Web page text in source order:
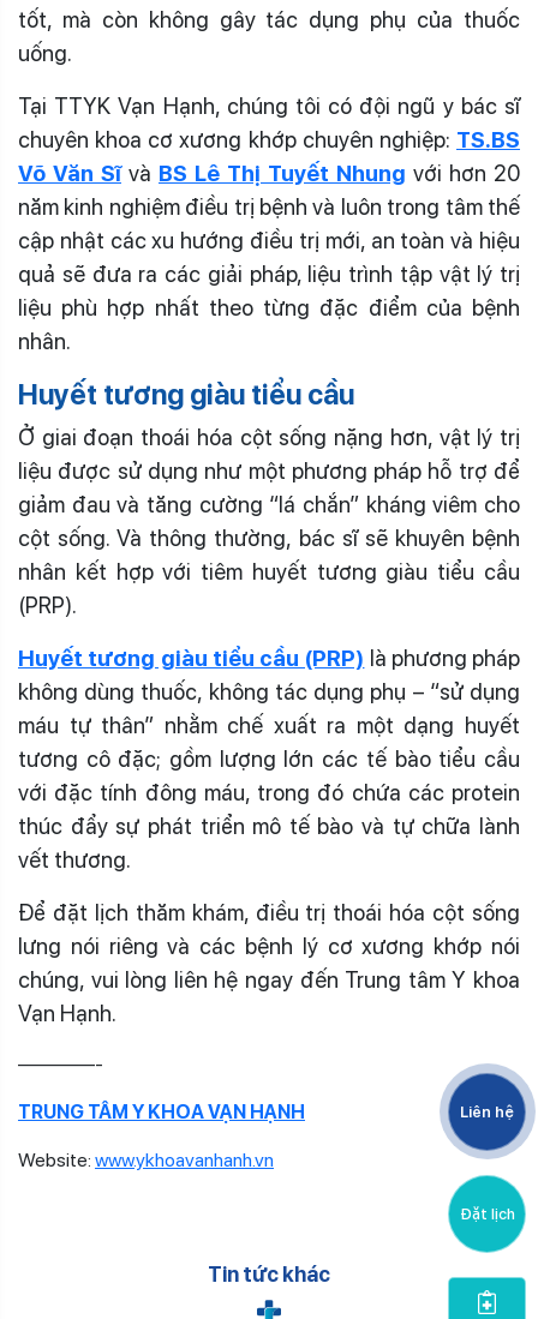
tốt, mà còn không gây tác dụng phụ của thuốc
uống.
Tại TTYK Vạn Hạnh, chúng tôi có đội ngũ y bác sĩ
chuyên khoa cơ xương khớp chuyên nghiệp: TS.BS
Võ Văn Sĩvà BS Lê Thị Tuyết Nhung với hơn 20
năm kinh nghiệm điều trị bệnh và luôn trong tâm thế
cập nhật các xu hướng điều trị mới, an toàn và hiệu
quả sẽ đưa ra các giải pháp, liệu trình tập vật lý trị
liệu phù hợp nhất theo từng đặc điểm của bệnh
nhân.
Huyết tương giàu tiểu cầu
Ở giai đoạn thoái hóa cột sống nặng hơn, vật lý trị
liệu được sử dụng như một phương pháp hỗ trợ để
giảm đau và tăng cường “lá chắn” kháng viêm cho
cột sống. Và thông thường, bác sĩ sẽ khuyên bệnh
nhân kết hợp với tiêm huyết tương giàu tiểu cầu
(PRP).
Huyết tương giàu tiểu cầu (PRP) là phương pháp
không dùng thuốc, không tác dụng phụ – “sử dụng
máu tự thân” nhằm chế xuất ra một dạng huyết
tương cô đặc; gồm lượng lớn các tế bào tiểu cầu
với đặc tính đông máu, trong đó chứa các protein
thúc đẩy sự phát triển mô tế bào và tự chữa lành
vết thương.
Để đặt lịch thăm khám, điều trị thoái hóa cột sống
lưng nói riêng và các bệnh lý cơ xương khớp nói
chúng, vui lòng liên hệ ngay đến Trung tâm Y khoa
Vạn Hạnh.
————-
TRUNG TÂM Y KHOA VẠN HẠNH
Website: www.ykhoavanhanh.vn
Tin tức khác
Liên hệ
Đặt lịch